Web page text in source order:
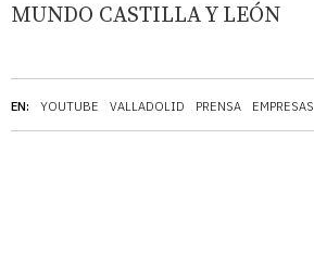
EN: YOUTUBE VALLADOLID PRENSA EMPRESAS
MUNDO CASTILLA Y LEÓN